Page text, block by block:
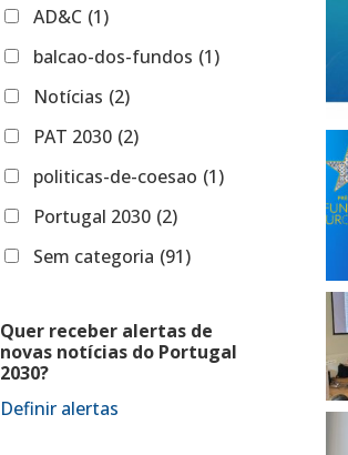
AD&C (1)
balcao-dos-fundos (1)
Notícias (2)
PAT 2030 (2)
politicas-de-coesao (1)
Portugal 2030 (2)
Sem categoria (91)
Quer receber alertas de
novas notícias do Portugal
2030?
Definir alertas